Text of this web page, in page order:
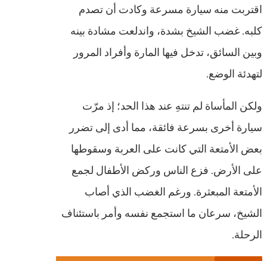
اقتربت منه سيارة مسرعة وكادت أن تصدم
كلبه. غضب الشيخ بشدة، واندلعت مشادة بينه
وبين السائق، تدخل فيها المارة وأفراد المرور
لتهدئة الوضع.
ولكن المأساة لم تنتهِ عند هذا الحد؛ إذ مرّت
سيارة أخرى بسرعة فائقة، مما أدى إلى تضرر
بعض الأمتعة التي كانت على العربة وسقوطها
على الأرض. فزع الناس وركض الأطفال لجمع
الأمتعة المبعثرة. ورغم الغضب الذي أصاب
الشيخ، سرعان ما استجمع نفسه وأمر باستئناف
الرحلة.